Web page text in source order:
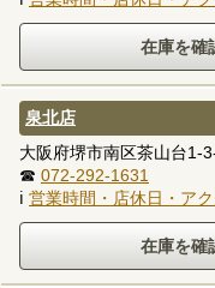
泉北店
大阪府堺市南区茶山台1-
☎ 072-292-1631
ℹ 営業時間・店休日・ア